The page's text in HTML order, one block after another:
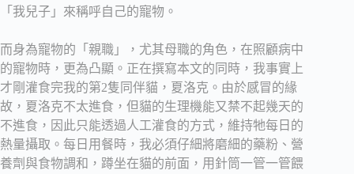
「我兒子」來稱呼自己的寵物。
而身為寵物的「親職」，尤其母職的角色，在照顧病中
的寵物時，更為凸顯。正在撰寫本文的同時，我事實上
才剛灌食完我的第2隻同伴貓，夏洛克。由於感冒的緣
故，夏洛克不太進食，但貓的生理機能又禁不起幾天的
不進食，因此只能透過人工灌食的方式，維持牠每日的
熱量攝取。每日用餐時，我必須仔細將磨細的藥粉、營
養劑與食物調和，蹲坐在貓的前面，用針筒一管一管餵